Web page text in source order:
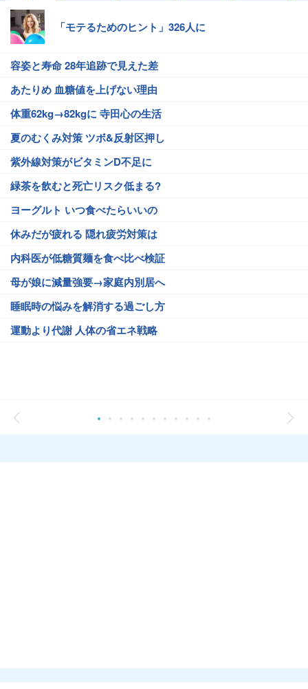
「モテるためのヒント」326人に
容姿と寿命 28年追跡で見えた差
あたりめ 血糖値を上げない理由
体重62kg→82kgに 寺田心の生活
夏のむくみ対策 ツボ&反射区押し
紫外線対策がビタミンD不足に
緑茶を飲むと死亡リスク低まる?
ヨーグルト いつ食べたらいいの
休みだが疲れる 隠れ疲労対策は
内科医が低糖質麺を食べ比べ検証
母が娘に減量強要→家庭内別居へ
睡眠時の悩みを解消する過ごし方
運動より代謝 人体の省エネ戦略